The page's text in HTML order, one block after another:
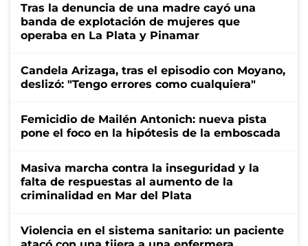
Tras la denuncia de una madre cayó una
banda de explotación de mujeres que
operaba en La Plata y Pinamar
Candela Arizaga, tras el episodio con Moyano,
deslizó: "Tengo errores como cualquiera"
Femicidio de Mailén Antonich: nueva pista
pone el foco en la hipótesis de la emboscada
Masiva marcha contra la inseguridad y la
falta de respuestas al aumento de la
criminalidad en Mar del Plata
Violencia en el sistema sanitario: un paciente